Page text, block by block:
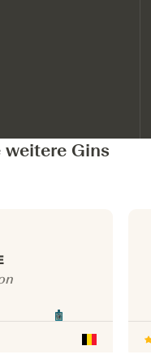
weitere Gins